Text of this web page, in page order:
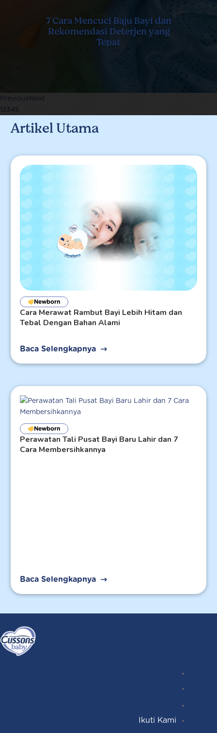
7 Cara Mencuci Baju Bayi dan
Rekomendasi Deterjen yang
Tepat
PreviousNext
1 2345
Artikel Utama
Cara Merawat Rambut Bayi Lebih Hitam dan
Tebal Dengan Bahan Alami
Newborn
Baca Selengkapnya
Perawatan Tali Pusat Bayi Baru Lahir dan 7
Cara Membersihkannya
Newborn
Baca Selengkapnya
Ikuti Kami